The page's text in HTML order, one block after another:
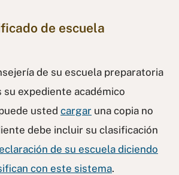
de escuela
de su escuela preparatoria
su expediente académico
usted cargar una copia no
debe incluir su clasificación
de su escuela diciendo
con este sistema.